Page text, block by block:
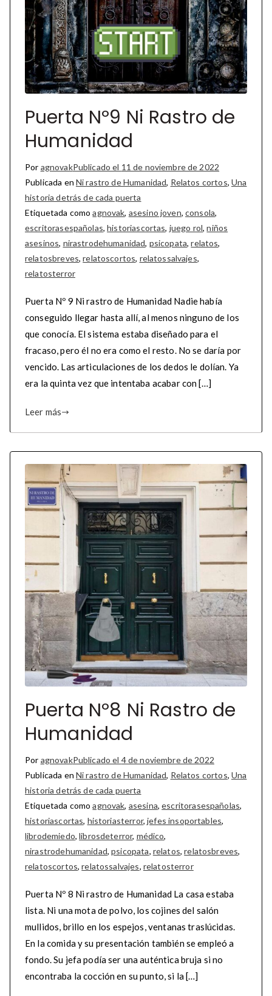
Puerta Nº9 Ni Rastro de
Humanidad
Por agnovakPublicado el 11 de noviembre de 2022
Publicada en Ni rastro de Humanidad, Relatos cortos, Una
historia detrás de cada puerta
Etiquetada comoagnovak, asesino joven,consola,
escritorasespañolas,historiascortas, juego rol,niños
asesinos, nirastrodehumanidad, psicopata,relatos,
relatosbreves,relatoscortos, relatossalvajes,
relatosterror
Puerta Nº 9 Ni rastro de Humanidad Nadie había
conseguido llegar hasta allí, al menos ninguno de los
que conocía. El sistema estaba diseñado para el
fracaso, pero él no era como el resto. No se daría por
vencido. Las articulaciones de los dedos le dolían. Ya
era la quinta vez que intentaba acabar con […]
Leer más
Puerta Nº8 Ni Rastro de
Humanidad
Por agnovakPublicado el 4 de noviembre de 2022
Publicada en Ni rastro de Humanidad, Relatos cortos, Una
historia detrás de cada puerta
Etiquetada comoagnovak, asesina,escritorasespañolas,
historiascortas, historiasterror,jefes insoportables,
librodemiedo,librosdeterror, médico,
nirastrodehumanidad,psicopata, relatos,relatosbreves,
relatoscortos,relatossalvajes, relatosterror
Puerta Nº 8 Ni rastro de Humanidad La casa estaba
lista. Ni una mota de polvo, los cojines del salón
mullidos, brillo en los espejos, ventanas traslúcidas.
En la comida y su presentación también se empleó a
fondo. Su jefa podía ser una auténtica bruja si no
encontraba la cocción en su punto, si la […]